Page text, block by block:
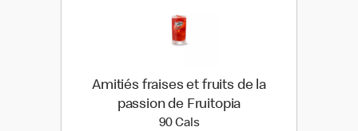
Amitiés fraises et fruits de la
passion de Fruitopia
90 Cals90 calories